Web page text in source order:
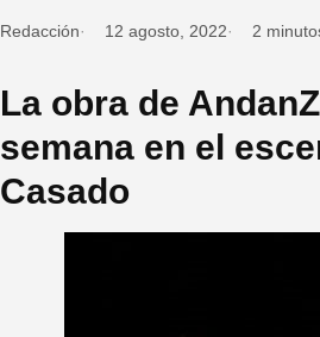
Redacción 12 agosto, 2022 2
La obra de
semana en el
Casado